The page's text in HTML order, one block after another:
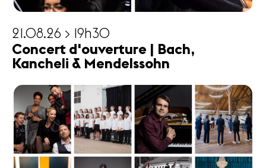
21.08.26 > 19h30
Concert d'ouverture | Bach,
Kancheli & Mendelssohn